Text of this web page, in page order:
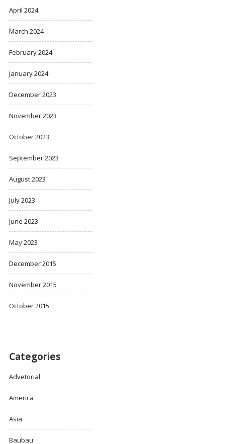
April 2024
March 2024
February 2024
January 2024
December 2023
November 2023
October 2023
September 2023
August 2023
July 2023
June 2023
May 2023
December 2015
November 2015
October 2015
Categories
Advetorial
America
Asia
Baubau